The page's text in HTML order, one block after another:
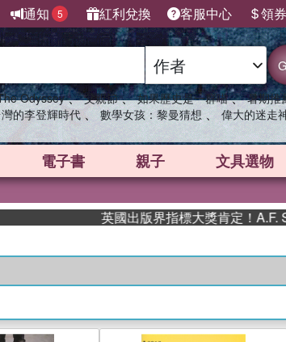
通知 5 紅利兌換 客服中心 領
Odyssey 、 父親節 、 如果歷史是一群喵 、 暑期推
的李登輝時代 、 數學女孩：黎曼猜想 、 偉大的迷走
電子書 親子 文具選物
英國出版界指標大獎肯定！A.F.